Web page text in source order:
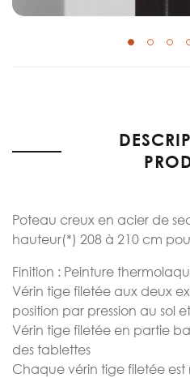
of
Poteau creux en acier de
hauteur(*) 208 à 210 cm
Finition : Peinture
Vérin tige filetée aux deux
position par pression au sol
Vérin tige filetée en partie
des tablettes
Chaque vérin tige filetée